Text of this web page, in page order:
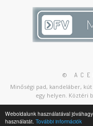
Weboldalunk használatával
használatát. További információk
©
Minőségi pad, kandeláber,
egy helyen. Köztéri